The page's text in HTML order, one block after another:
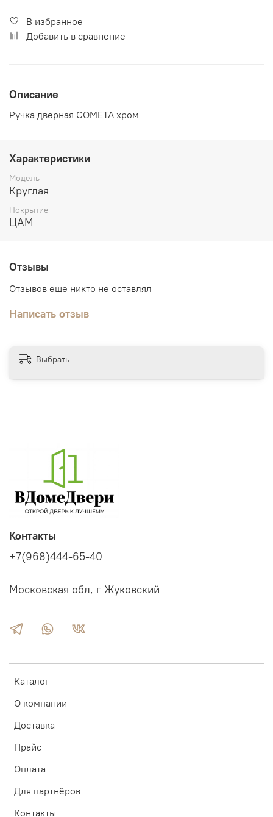
В избранное
Добавить в сравнение
Описание
Ручка дверная COMETA хром
Характеристики
Модель
Круглая
Покрытие
ЦАМ
Отзывы
Отзывов еще никто не оставлял
Написать отзыв
Выбрать
Каталог
О компании
Доставка
Прайс
Оплата
Для партнёров
Контакты
Контакты
+7(968)444-65-40
Московская обл, г Жуковский